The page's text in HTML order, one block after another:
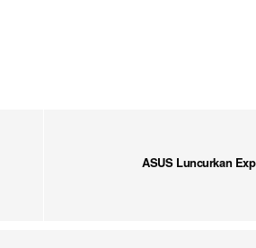
ASUS Luncurkan